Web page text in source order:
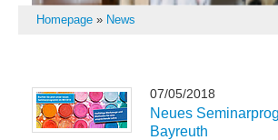
Homepage » News
07/05/2018
Neues
Bayreuth